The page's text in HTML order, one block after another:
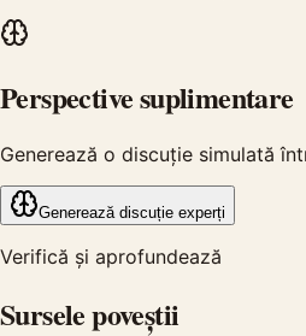
Perspective suplimentare
Generează o discuție simulată
Generează discuție experți
Verifică și aprofundează
Sursele poveștii